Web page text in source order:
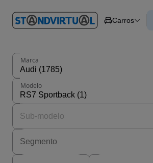
em
Carros Carros
Carros
Marca
Modelo